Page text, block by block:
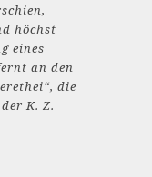
höchst
eines
an den
die
K. Z.